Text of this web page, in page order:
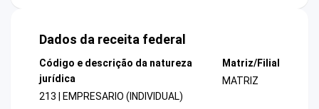
Dados da receita federal
Código e descrição da natureza
jurídica
213 | EMPRESARIO (INDIVIDUAL)
Matriz/Filial
MATRIZ